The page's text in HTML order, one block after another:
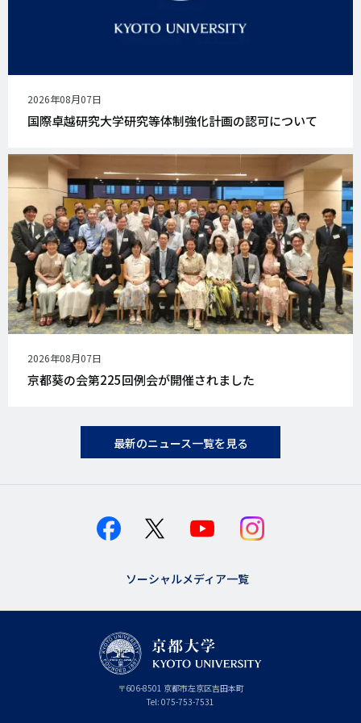
公
開
日
2026年08月07日
国際卓越研究大学研究等体制強化計画の認可について
公
開
日
2026年08月07日
京都葵の会第225回例会が開催されました
最新のニュース一覧を見る
ソーシャルメディア一覧
〒606-8501 京
都
府
京都市左京区吉田本町
Tel: 075-753-7531